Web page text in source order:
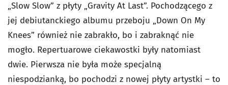
„Slow Slow” z płyty „Gravity At Last”. Pochodzącego z
jej debiutanckiego albumu przeboju „Down On My
Knees” również nie zabrakło, bo i zabraknąć nie
mogło. Repertuarowe ciekawostki były natomiast
dwie. Pierwsza nie była może specjalną
niespodzianką, bo pochodzi z nowej płyty artystki – to